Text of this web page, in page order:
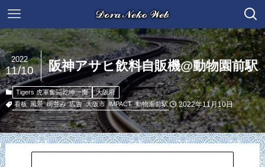
阪神アサヒ飲料自販機@動物園前駅
2022
11/10
Tigers 虎軍奮闘乾坤一擲
大阪府
看板 風景 街並み 広告 大阪市 IMPACT 動物園前駅 2022年11月10日